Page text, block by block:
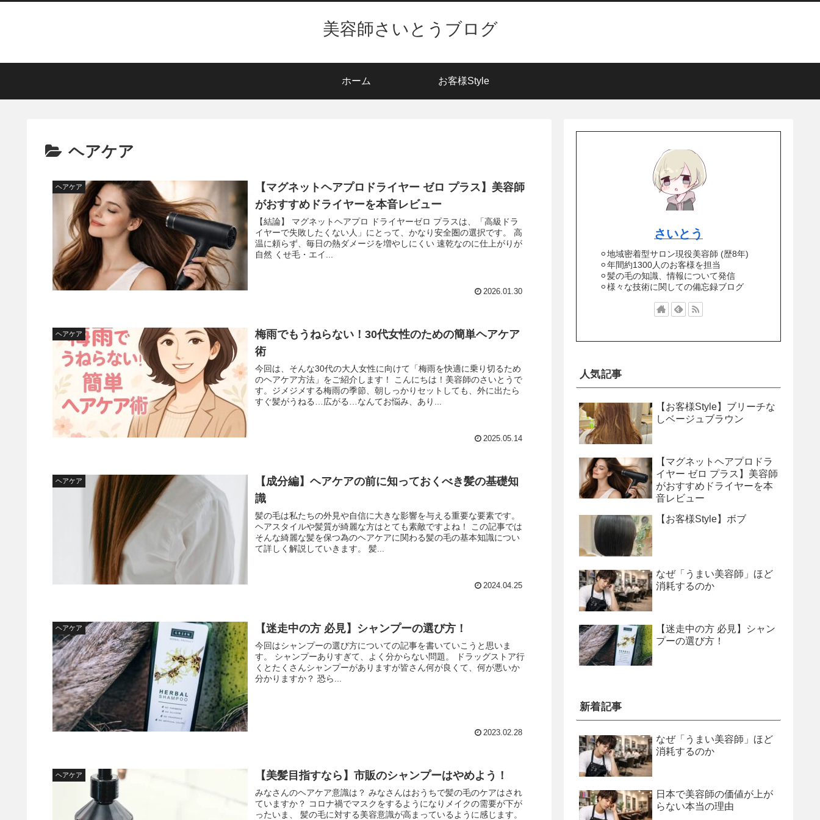
美容師さいとうブログ
ホーム お客様Style
ヘアケア
ヘアケア
【マグネットヘアプロドライヤー ゼロ プラス】美容師
がおすすめドライヤーを本音レビュー
【結論】 マグネットヘアプロ ドライヤーゼロ プラスは、「高級ドラ
イヤーで失敗したくない人」にとって、かなり安全圏の選択です。 高
温に頼らず、毎日の熱ダメージを増やしにくい 速乾なのに仕上がりが
自然 くせ毛・エイ...
2026.01.30
ヘアケア
梅雨でもうねらない！30代女性のための簡単ヘアケア
術
今回は、そんな30代の大人女性に向けて「梅雨を快適に乗り切るため
のヘアケア方法」をご紹介します！ こんにちは！美容師のさいとうで
す。ジメジメする梅雨の季節、朝しっかりセットしても、外に出たら
すぐ髪がうねる…広がる…なんてお悩み、あり...
2025.05.14
ヘアケア
【成分編】ヘアケアの前に知っておくべき髪の基礎知
識
髪の毛は私たちの外見や自信に大きな影響を与える重要な要素です。
ヘアスタイルや髪質が綺麗な方はとても素敵ですよね！ この記事では
そんな綺麗な髪を保つ為のヘアケアに関わる髪の毛の基本知識につい
て詳しく解説していきます。 髪...
2024.04.25
ヘアケア 【迷走中の方 必見】シャンプーの選び方！
今回はシャンプーの選び方についての記事を書いていこうと思いま
す。 シャンプーありすぎて、よく分からない問題。 ドラッグストア行
くとたくさんシャンプーがありますが皆さん何が良くて、何が悪いか
分かりますか？ 恐ら...
2023.02.28
ヘアケア 【美髪目指すなら】市販のシャンプーはやめよう！
みなさんのヘアケア意識は？ みなさんはおうちで髪の毛のケアはされ
ていますか？ コロナ禍でマスクをするようになりメイクの需要が下が
ったいま、 髪の毛に対する美容意識が高まっているように感じます。
さいとう
⚪︎地域密着型サロン現役美容師 (歴8年)
⚪︎年間約1300人のお客様を担当
⚪︎髪の毛の知識、情報について発信
⚪︎様々な技術に関しての備忘録ブログ
人気記事
【お客様Style】ブリーチな
しベージュブラウン
【マグネットヘアプロドラ
イヤー ゼロ プラス】美容師
がおすすめドライヤーを本
音レビュー
【お客様Style】ボブ
なぜ「うまい美容師」ほど
消耗するのか
【迷走中の方 必見】シャン
プーの選び方！
新着記事
なぜ「うまい美容師」ほど
消耗するのか
日本で美容師の価値が上が
らない本当の理由